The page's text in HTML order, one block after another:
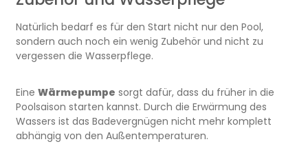
Natürlich bedarf es für den Start nicht nur den Pool,
sondern auch noch ein wenig Zubehör und nicht zu
vergessen die Wasserpflege.
Eine Wärmepumpe sorgt dafür, dass du früher in die
Poolsaison starten kannst. Durch die Erwärmung des
Wassers ist das Badevergnügen nicht mehr komplett
abhängig von den Außentemperaturen.